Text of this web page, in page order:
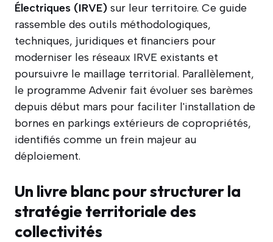
Électriques (IRVE) sur leur territoire. Ce guide
rassemble des outils méthodologiques,
techniques, juridiques et financiers pour
moderniser les réseaux IRVE existants et
poursuivre le maillage territorial. Parallèlement,
le programme Advenir fait évoluer ses barèmes
depuis début mars pour faciliter l'installation de
bornes en parkings extérieurs de copropriétés,
identifiés comme un frein majeur au
déploiement.
Un livre blanc pour structurer la
stratégie territoriale des
collectivités